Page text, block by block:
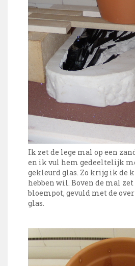
Ik zet de lege mal op een
en ik vul hem gedeeltelijk
gekleurd glas. Zo krijg ik de
hebben wil. Boven de mal
bloempot, gevuld met de
glas.